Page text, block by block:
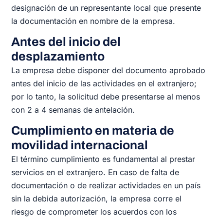
designación de un representante local que presente
la documentación en nombre de la empresa.
Antes del inicio del
desplazamiento
La empresa debe disponer del documento aprobado
antes del inicio de las actividades en el extranjero;
por lo tanto, la solicitud debe presentarse al menos
con 2 a 4 semanas de antelación.
Cumplimiento en materia de
movilidad internacional
El término cumplimiento es fundamental al prestar
servicios en el extranjero. En caso de falta de
documentación o de realizar actividades en un país
sin la debida autorización, la empresa corre el
riesgo de comprometer los acuerdos con los